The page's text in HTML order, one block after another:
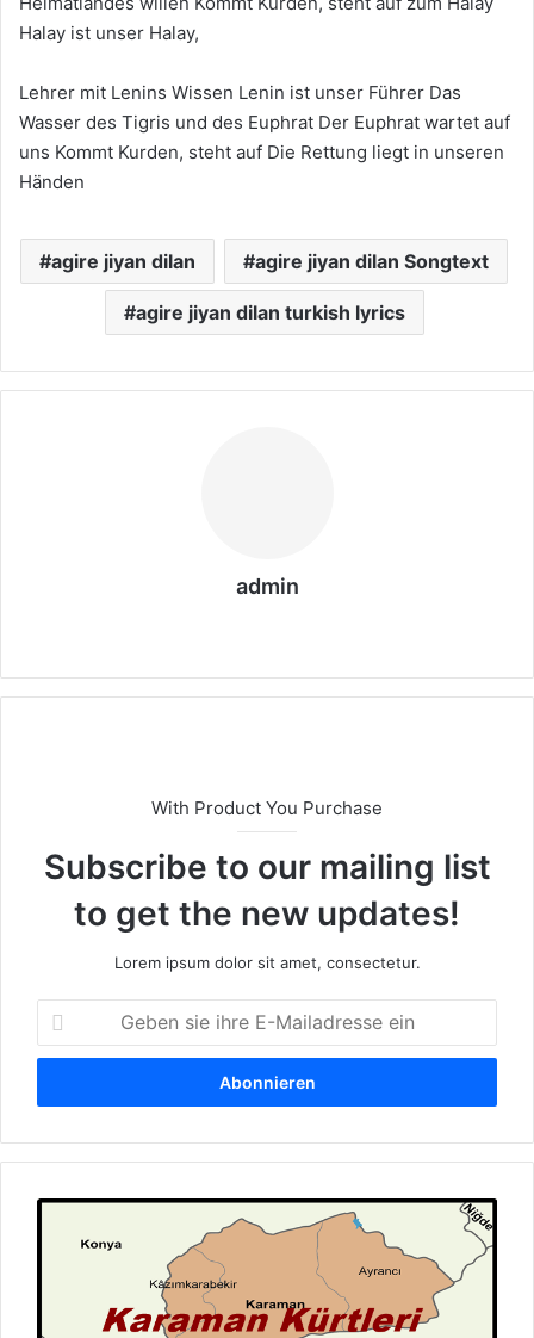
Halay ist unser Halay,
Lehrer mit Lenins Wissen Lenin ist unser Führer Das
Wasser des Tigris und des Euphrat Der Euphrat wartet auf
uns Kommt Kurden, steht auf Die Rettung liegt in unseren
Händen
agire jiyan dilan agire jiyan dilan Songtext
agire jiyan dilan turkish lyrics
admin
eit
With Product You Purchase
Subscribe to our mailing list
to get the new updates!
Lorem ipsum dolor sit amet, consectetur.
b
n
i